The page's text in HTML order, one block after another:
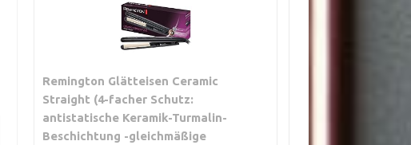
Remington Glätteisen Ceramic
Straight (4-facher Schutz:
antistatische Keramik-Turmalin-
Beschichtung -gleichmäßige